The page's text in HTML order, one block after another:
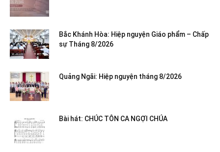
Bắc Khánh Hòa: Hiệp nguyện Giáo phẩm – Chấp
sự Tháng 8/2026
Quảng Ngãi: Hiệp nguyện tháng 8/2026
Bài hát: CHÚC TÔN CA NGỢI CHÚA